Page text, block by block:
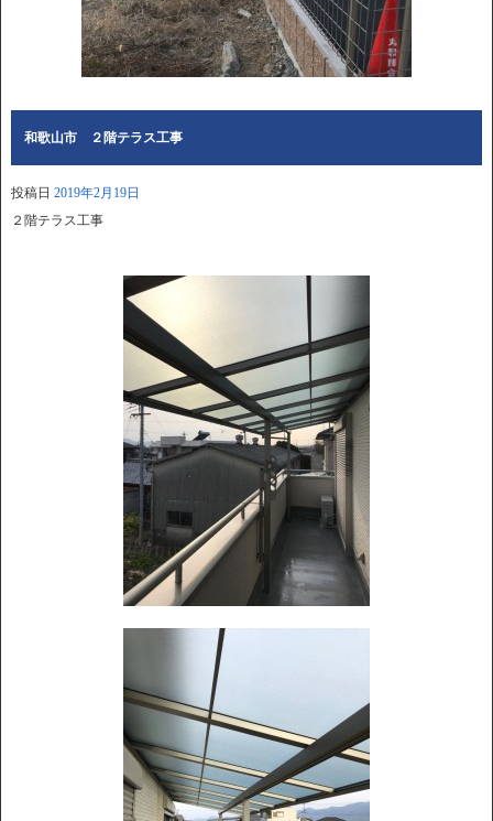
和歌山市 ２階テラス工事
投稿日 2019年2月19日
２階テラス工事